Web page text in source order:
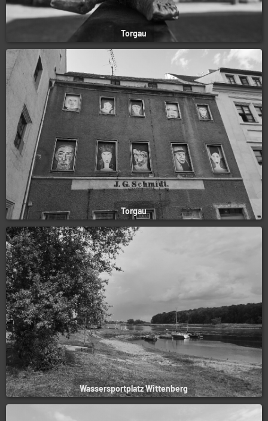
Torgau
Torgau
Wassersportplatz Wittenberg